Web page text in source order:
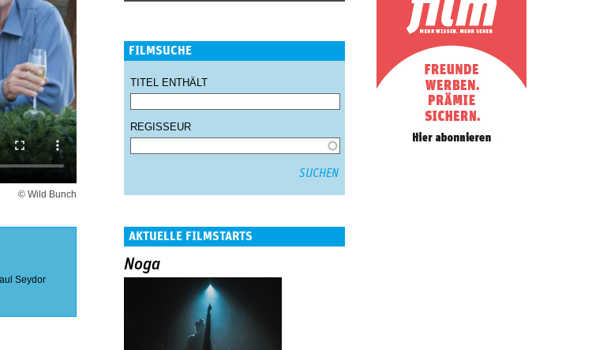
© Wild Bunch
Seydor
FILMSUCHE
TITEL ENTHÄLT
REGISSEUR
AKTUELLE FILMSTARTS
Noga